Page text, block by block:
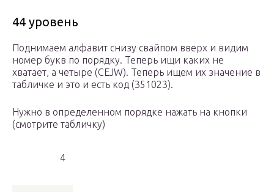
44 уровень
Поднимаем алфавит снизу свайпом вверх и видим
номер букв по порядку. Теперь ищи каких не
хватает, а четыре (CEJW). Теперь ищем их значение в
табличке и это и есть код (351023).
Нужно в определенном порядке нажать на кнопки
(смотрите табличку)
4